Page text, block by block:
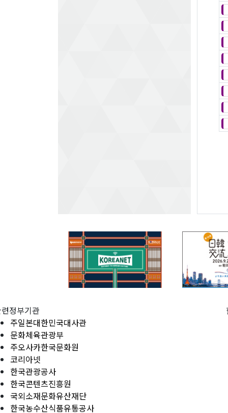
정부기관
주일본대한민국대사관
문화체육관광부
주오사카한국문화원
코리아넷
한국관광공사
한국콘텐츠진흥원
국외소재문화유산재단
한국농수산식품유통공사